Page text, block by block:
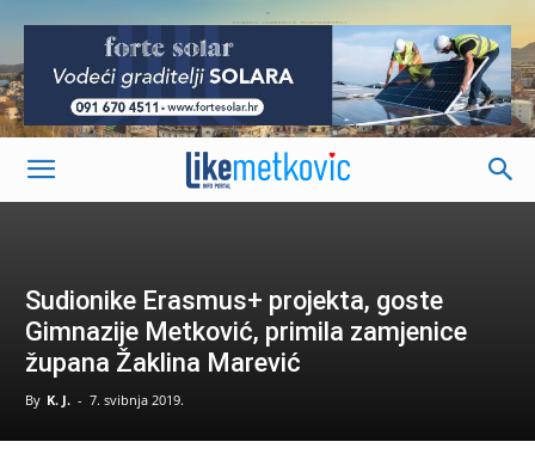
-
Sudionike Erasmus+ projekta, goste
Gimnazije Metković, primila zamjenice
župana Žaklina Marević
By K. J. - 7. svibnja 2019.